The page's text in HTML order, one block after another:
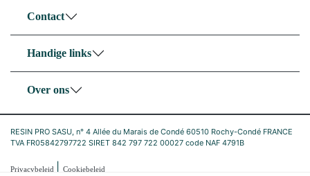
Contact
Handige links
Over ons
RESIN PRO SASU, n° 4 Allée du Marais de Condé 60510 Rochy-Condé FRANCE
TVA FR05842797722 SIRET 842 797 722 00027 code NAF 4791B
Privacybeleid Cookiebeleid